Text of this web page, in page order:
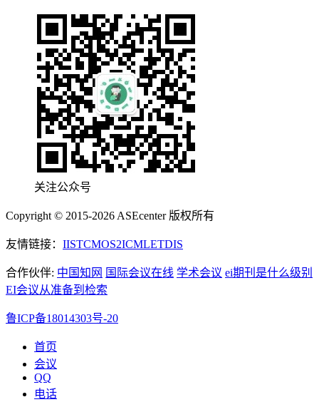
关注公众号
Copyright © 2015-2026 ASEcenter 版权所有
友情链接： IISTCMOS2ICMLETDIS
合作伙伴: 中国知网 国际会议在线 学术会议 ei期刊是什么级别
EI会议从准备到检索
鲁ICP备18014303号-20
首页
会议
QQ
电话